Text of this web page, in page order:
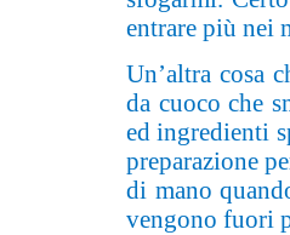
entrare più nei
Un’altra cosa
da cuoco che
ed ingredienti
preparazione
di mano
vengono fuori